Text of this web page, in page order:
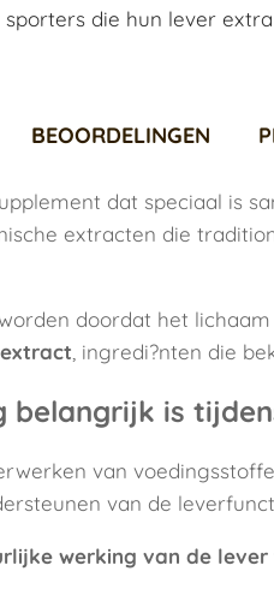
die hun lever
BEOORDELINGEN
dat speciaal is
extracten die
doordat het
, ingredi?nten die
belangrijk is
van
van de
werking van de lever